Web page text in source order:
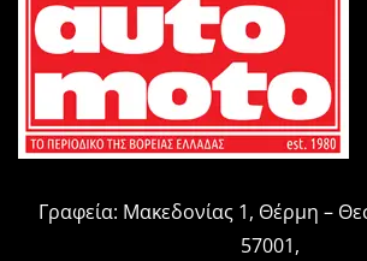
Γραφεία: Μακεδονίας 1, Θέρμη –
57001,